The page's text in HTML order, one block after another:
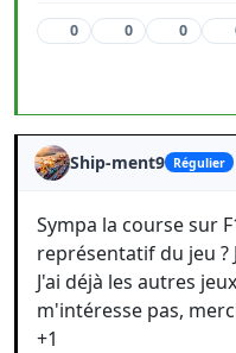
0 0 0
Ship-ment9 Régulier
Sympa la course sur
représentatif du jeu ?
J'ai déjà les autres
m'intéresse pas,
+1